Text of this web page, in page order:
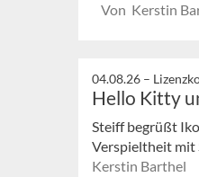
Von Kerstin
04.08.26 –
Hello Kitty
Steiff begrüßt
Verspieltheit mit
Kerstin Barthel